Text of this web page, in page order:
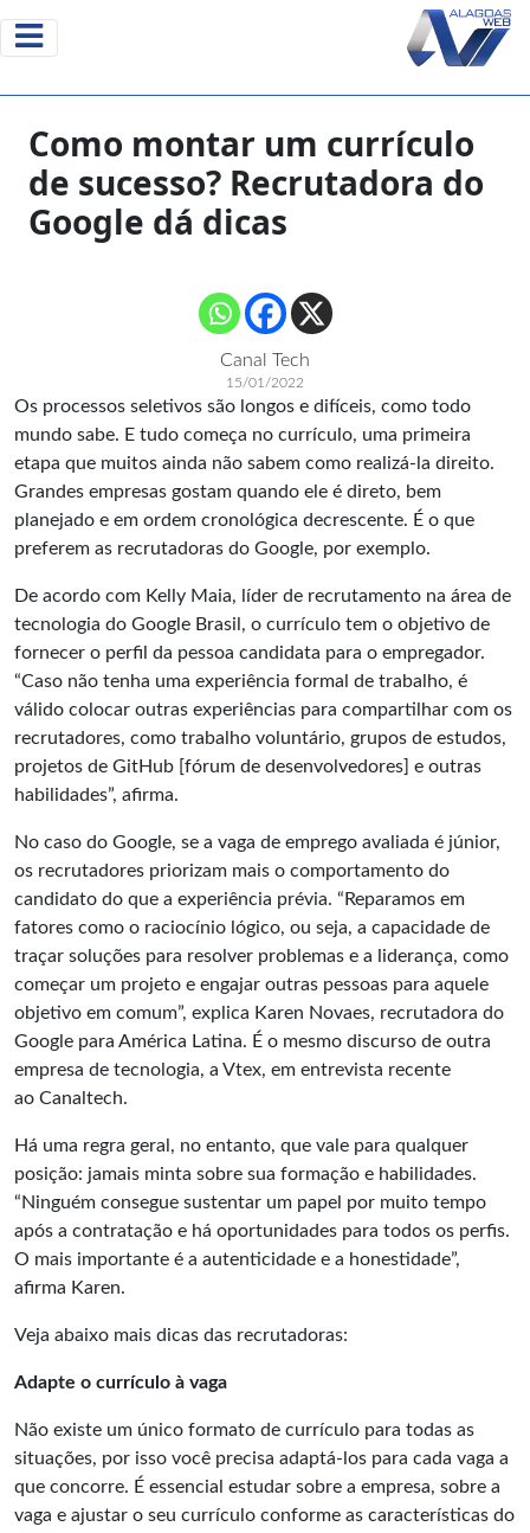
Como montar um currículo
de sucesso? Recrutadora do
Google dá dicas
Canal Tech
15/01/2022
Os processos seletivos são longos e difíceis, como todo
mundo sabe. E tudo começa no currículo, uma primeira
etapa que muitos ainda não sabem como realizá-la direito.
Grandes empresas gostam quando ele é direto, bem
planejado e em ordem cronológica decrescente. É o que
preferem as recrutadoras do Google, por exemplo.
De acordo com Kelly Maia, líder de recrutamento na área de
tecnologia do Google Brasil, o currículo tem o objetivo de
fornecer o perfil da pessoa candidata para o empregador.
“Caso não tenha uma experiência formal de trabalho, é
válido colocar outras experiências para compartilhar com os
recrutadores, como trabalho voluntário, grupos de estudos,
projetos de GitHub [fórum de desenvolvedores] e outras
habilidades”, afirma.
No caso do Google, se a vaga de emprego avaliada é júnior,
os recrutadores priorizam mais o comportamento do
candidato do que a experiência prévia. “Reparamos em
fatores como o raciocínio lógico, ou seja, a capacidade de
traçar soluções para resolver problemas e a liderança, como
começar um projeto e engajar outras pessoas para aquele
objetivo em comum”, explica Karen Novaes, recrutadora do
Google para América Latina. É o mesmo discurso de outra
empresa de tecnologia, a Vtex, em entrevista recente
ao Canaltech.
Há uma regra geral, no entanto, que vale para qualquer
posição: jamais minta sobre sua formação e habilidades.
“Ninguém consegue sustentar um papel por muito tempo
após a contratação e há oportunidades para todos os perfis.
O mais importante é a autenticidade e a honestidade”,
afirma Karen.
Veja abaixo mais dicas das recrutadoras:
Adapte o currículo à vaga
Não existe um único formato de currículo para todas as
situações, por isso você precisa adaptá-los para cada vaga a
que concorre. É essencial estudar sobre a empresa, sobre a
vaga e ajustar o seu currículo conforme as características do